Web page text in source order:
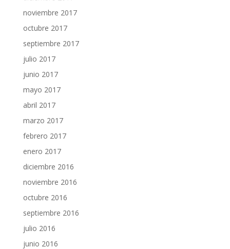
noviembre 2017
octubre 2017
septiembre 2017
julio 2017
junio 2017
mayo 2017
abril 2017
marzo 2017
febrero 2017
enero 2017
diciembre 2016
noviembre 2016
octubre 2016
septiembre 2016
julio 2016
junio 2016